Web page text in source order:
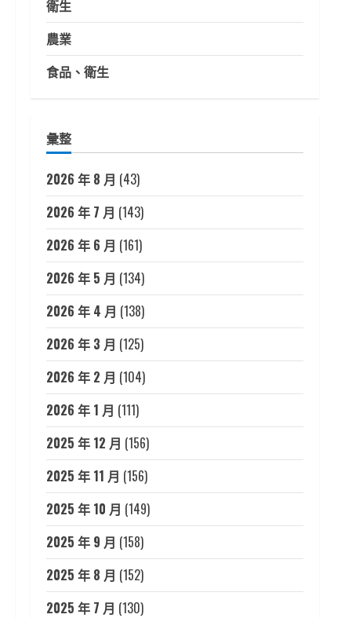
衛生
農業
食品、衛生
彙整
2026 年 8 月 (43)
2026 年 7 月 (143)
2026 年 6 月 (161)
2026 年 5 月 (134)
2026 年 4 月 (138)
2026 年 3 月 (125)
2026 年 2 月 (104)
2026 年 1 月 (111)
2025 年 12 月 (156)
2025 年 11 月 (156)
2025 年 10 月 (149)
2025 年 9 月 (158)
2025 年 8 月 (152)
2025 年 7 月 (130)